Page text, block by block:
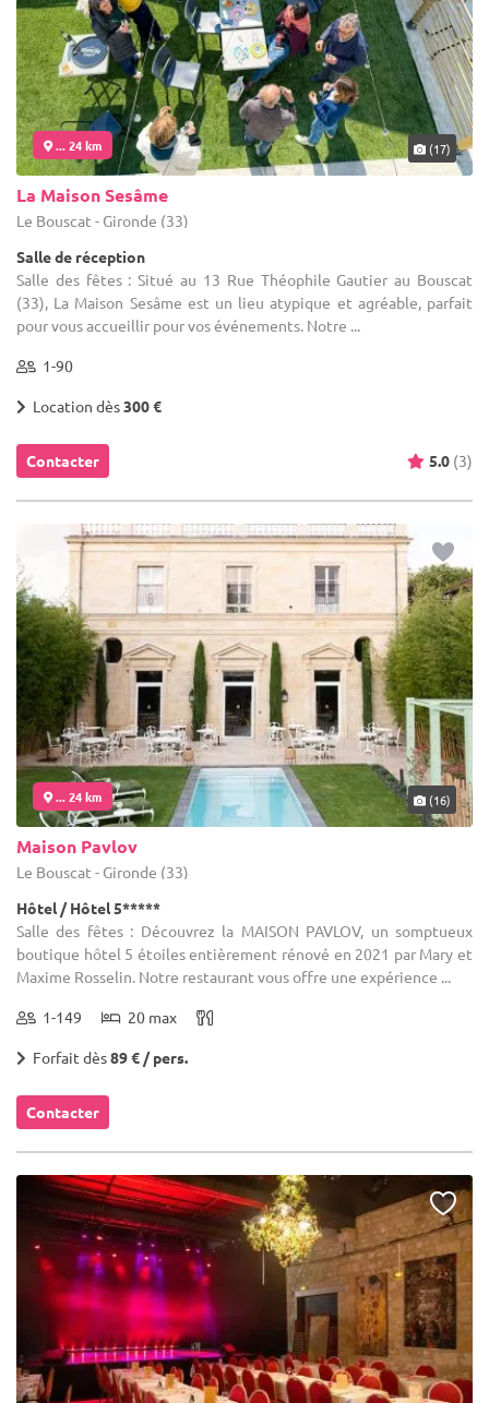
... 24 km (17)
La Maison Sesâme
Le Bouscat - Gironde (33)
Salle de réception
Salle des fêtes : Situé au 13 Rue Théophile Gautier au Bouscat
(33), La Maison Sesâme est un lieu atypique et agréable, parfait
pour vous accueillir pour vos événements. Notre ...
1-90
Location dès300 €
Contacter 5.0 (3)
... 24 km (16)
Maison Pavlov
Le Bouscat - Gironde (33)
Hôtel / Hôtel 5*****
Salle des fêtes : Découvrez la MAISON PAVLOV, un somptueux
boutique hôtel 5 étoiles entièrement rénové en 2021 par Mary et
Maxime Rosselin. Notre restaurant vous offre une expérience ...
1-149 20 max
Forfait dès89 € / pers.
Contacter